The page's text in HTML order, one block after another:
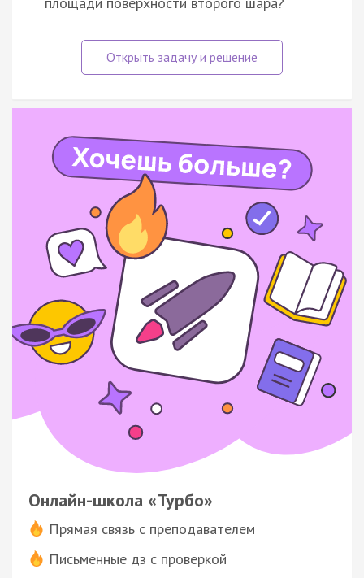
Онлайн-школа «Турбо»
Прямая связь с преподавателем
Письменные дз с проверкой